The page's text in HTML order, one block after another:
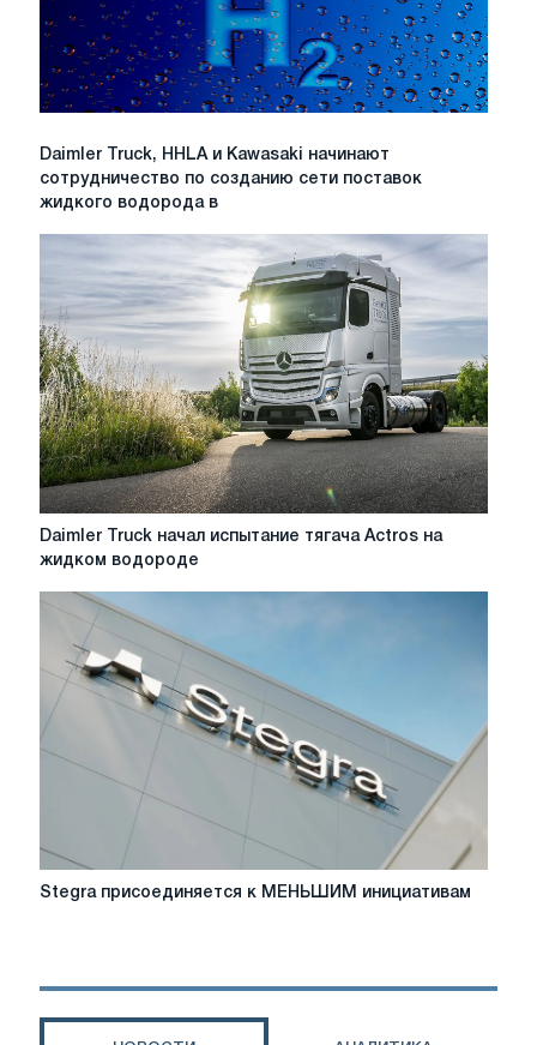
стали
Daimler
HHLA
начинают
сотрудничество
по
созданию
сети
поставок
жидкого
водорода
в
Европу
Daimler Truck, HHLA и Kawasaki начинают
сотрудничество по созданию сети поставок
жидкого водорода в
Daimler
испытание
тягача
Actros
на
жидком
Daimler Truck начал испытание тягача Actros на
жидком водороде
Stegra
присоединяется
Stegra присоединяется к МЕНЬШИМ инициативам